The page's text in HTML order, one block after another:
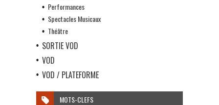
Performances
Spectacles Musicaux
Théâtre
SORTIE VOD
VOD
VOD / PLATEFORME
MOTS-CLEFS